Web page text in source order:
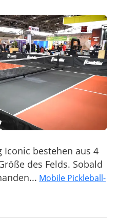
Iconic bestehen aus 4
des Felds. Sobald
Mobile Pickleball-